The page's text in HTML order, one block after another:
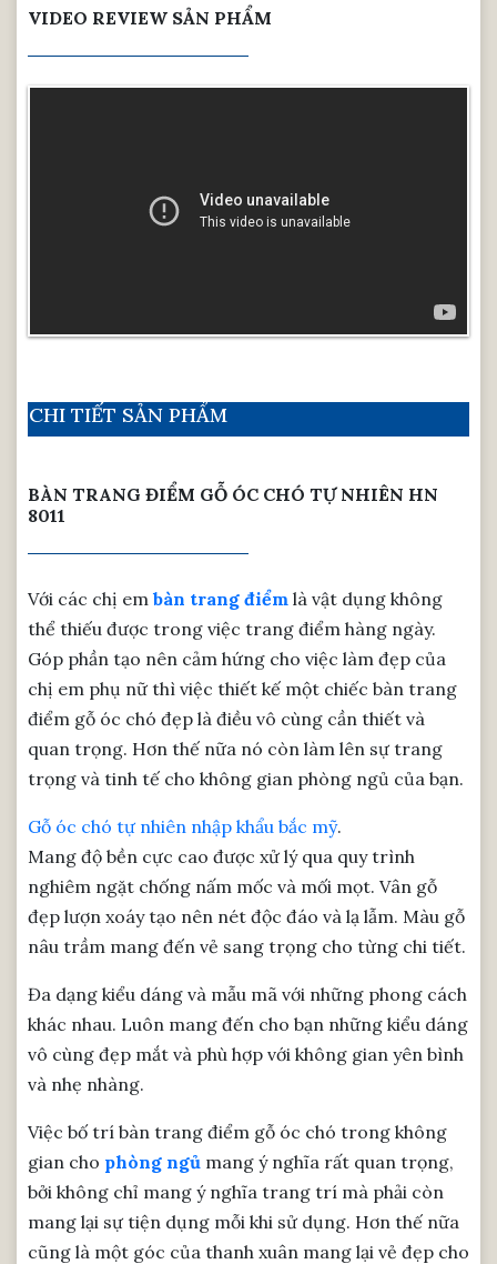
VIDEO REVIEW SẢN PHẨM
CHI TIẾT SẢN PHẨM
BÀN TRANG ĐIỂM GỖ ÓC CHÓ TỰ NHIÊN HN
8011
Với các chị em bàn trang điểm là vật dụng không
thể thiếu được trong việc trang điểm hàng ngày.
Góp phần tạo nên cảm hứng cho việc làm đẹp của
chị em phụ nữ thì việc thiết kế một chiếc bàn trang
điểm gỗ óc chó đẹp là điều vô cùng cần thiết và
quan trọng. Hơn thế nữa nó còn làm lên sự trang
trọng và tinh tế cho không gian phòng ngủ của bạn.
Gỗ óc chó tự nhiên nhập khẩu bắc mỹ.
Mang độ bền cực cao được xử lý qua quy trình
nghiêm ngặt chống nấm mốc và mối mọt. Vân gỗ
đẹp lượn xoáy tạo nên nét độc đáo và lạ lẫm. Màu gỗ
nâu trầm mang đến vẻ sang trọng cho từng chi tiết.
Đa dạng kiểu dáng và mẫu mã với những phong cách
khác nhau. Luôn mang đến cho bạn những kiểu dáng
vô cùng đẹp mắt và phù hợp với không gian yên bình
và nhẹ nhàng.
Việc bố trí bàn trang điểm gỗ óc chó trong không
gian cho phòng ngủ mang ý nghĩa rất quan trọng,
bởi không chỉ mang ý nghĩa trang trí mà phải còn
mang lại sự tiện dụng mỗi khi sử dụng. Hơn thế nữa
cũng là một góc của thanh xuân mang lại vẻ đẹp cho